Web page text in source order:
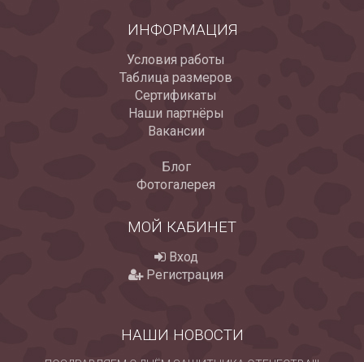
ИНФОРМАЦИЯ
Условия работы
Таблица размеров
Сертификаты
Наши партнёры
Вакансии
Блог
Фотогалерея
МОЙ КАБИНЕТ
Вход
Регистрация
НАШИ НОВОСТИ